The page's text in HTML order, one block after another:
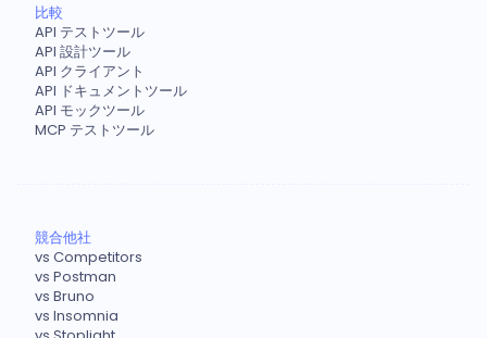
比較
API テストツール
API 設計ツール
API クライアント
API ドキュメントツール
API モックツール
MCP テストツール
競合他社
vs Competitors
vs Postman
vs Bruno
vs Insomnia